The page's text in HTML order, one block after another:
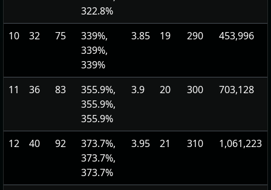
322.8%
10
32 75
339%,
339%,
339%
3.85 19 290 453,996
11 36 83
355.9%,
355.9%,
355.9%
3.9 20 300 703,128
12 40 92
373.7%,
373.7%,
373.7%
3.95 21 310 1,061,223